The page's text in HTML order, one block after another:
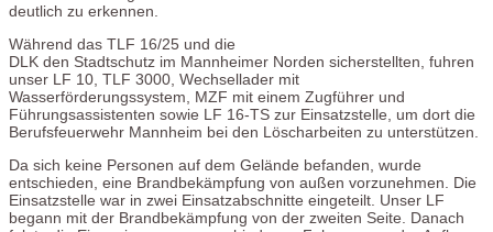
deutlich zu erkennen.
Während das TLF 16/25 und die
DLK den Stadtschutz im Mannheimer Norden sicherstellten, fuhren
unser LF 10, TLF 3000, Wechsellader mit
Wasserförderungssystem, MZF mit einem Zugführer und
Führungsassistenten sowie LF 16-TS zur Einsatzstelle, um dort die
Berufsfeuerwehr Mannheim bei den Löscharbeiten zu unterstützen.
Da sich keine Personen auf dem Gelände befanden, wurde
entschieden, eine Brandbekämpfung von außen vorzunehmen. Die
Einsatzstelle war in zwei Einsatzabschnitte eingeteilt. Unser LF
begann mit der Brandbekämpfung von der zweiten Seite. Danach